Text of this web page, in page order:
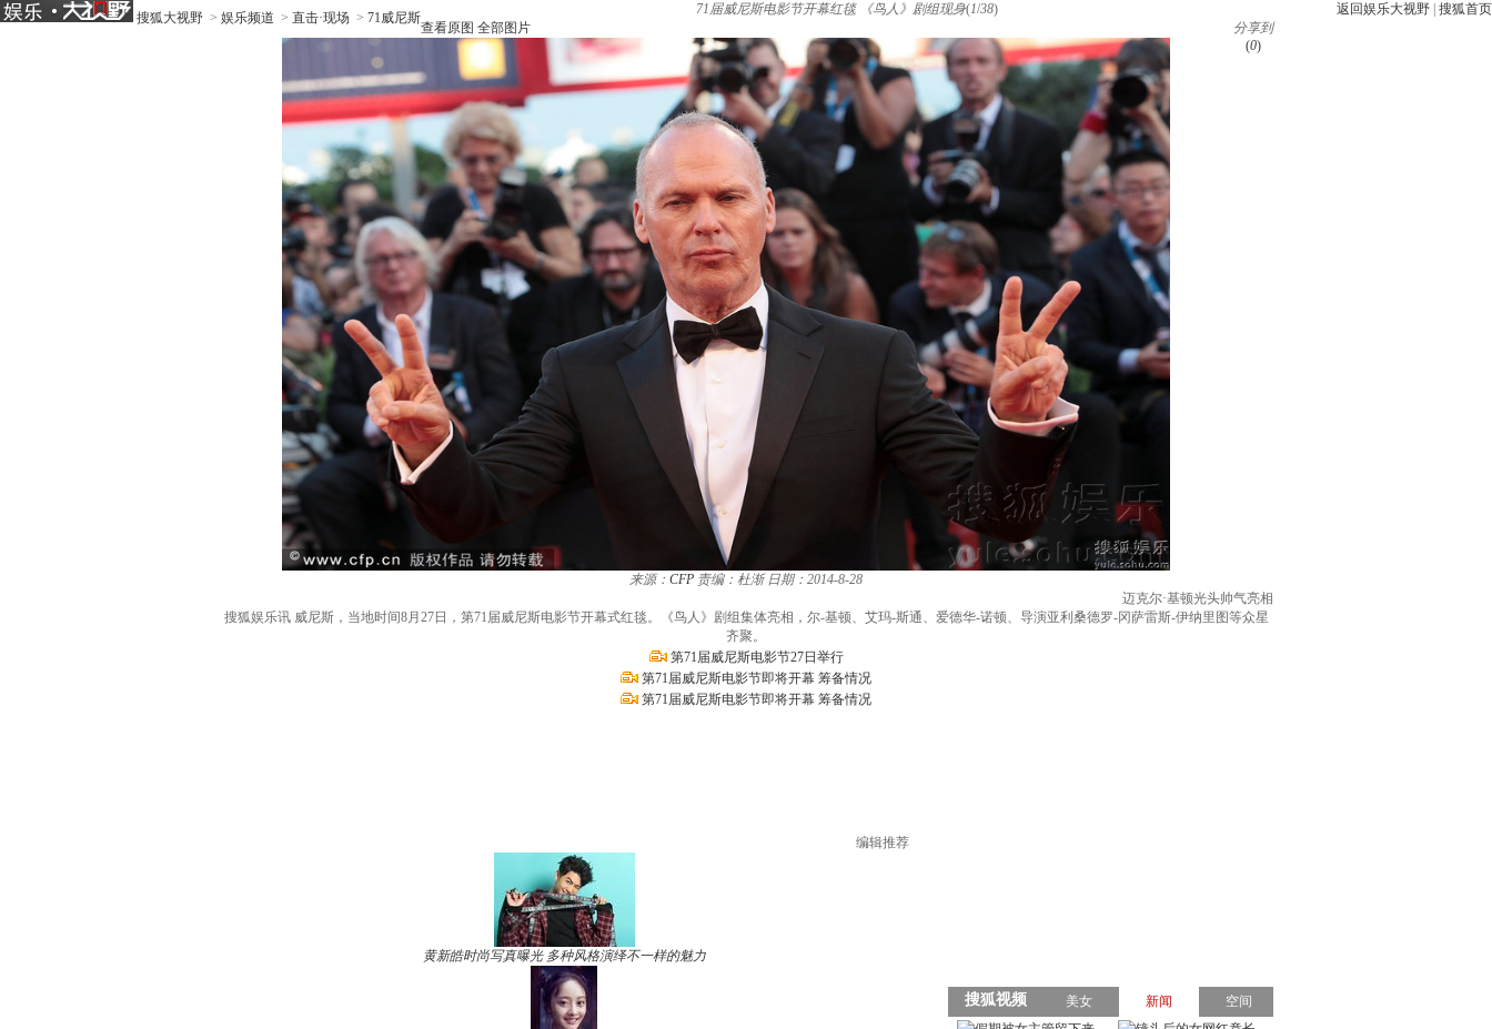
搜狐大视野 > 娱乐频道 > 直击·现场 > 71威尼斯
返回娱乐大视野 搜狐首页
71届威尼斯电影节开幕红毯 《鸟人》剧组现身(1/38)
查看原图 全部图片
分享到
(0)
来源： CFP 责编：杜渐 日期：2014-8-28
迈克尔·基顿光头帅气亮相
搜狐娱乐讯 威尼斯，当地时间8月27日，第71届威尼斯电影节开幕式红毯。《鸟人》剧组集体亮相，尔-基顿、艾玛-斯通、爱德华-诺顿、导演亚利桑德罗-冈萨雷斯-伊纳里图等众星
齐聚。
第71届威尼斯电影节27日举行
第71届威尼斯电影节即将开幕 筹备情况
第71届威尼斯电影节即将开幕 筹备情况
编辑推荐
黄新皓时尚写真曝光 多种风格演绎不一样的魅力